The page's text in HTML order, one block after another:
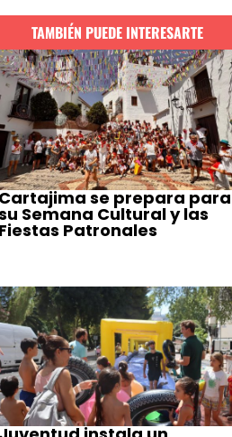
TAMBIÉN PUEDE INTERESARTE
se prepara para
Semana Cultural y las
Fiestas Patronales